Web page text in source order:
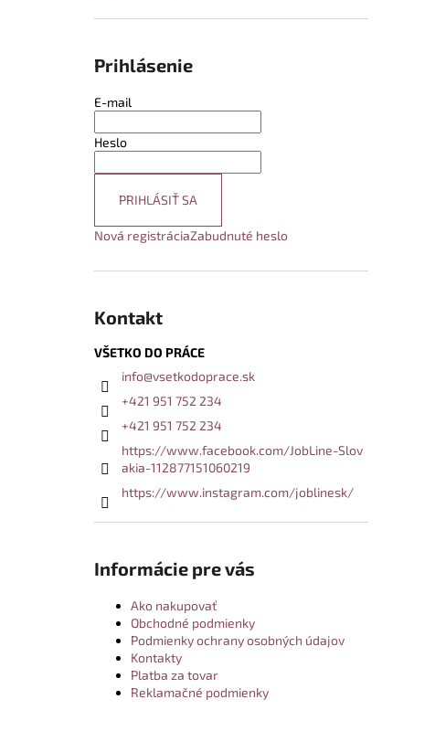
Prihlásenie
E-mail
Heslo
PRIHLÁSIŤ SA
Nová registráciaZabudnuté heslo
Kontakt
VŠETKO DO PRÁCE
info@vsetkodoprace.sk
+421 951 752 234
+421 951 752 234
https://www.facebook.com/JobLine-Slov
akia-112877151060219
https://www.instagram.com/joblinesk/
Informácie pre vás
Ako nakupovať
Obchodné podmienky
Podmienky ochrany osobných údajov
Kontakty
Platba za tovar
Reklamačné podmienky